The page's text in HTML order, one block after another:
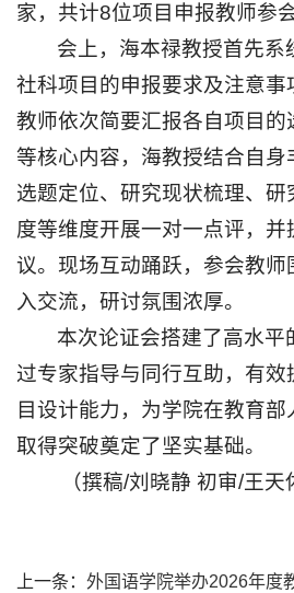
家，共计8位项目申报教师参会
会上，海本禄教授首先系
社科项目的申报要求及注意事
教师依次简要汇报各自项目的
等核心内容，海教授结合自身
选题定位、研究现状梳理、
度等维度开展一对一点评，
议。现场互动踊跃，参会教师
入交流，研讨氛围浓厚。
本次论证会搭建了高水平
过专家指导与同行互助，有
目设计能力，为学院在教育
取得突破奠定了坚实基础。
（撰稿/刘晓静 初审/王
上一条： 外国语学院举办2026年度